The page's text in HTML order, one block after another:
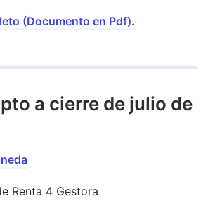
(Documento en Pdf).
a cierre de julio de
Renta 4 Gestora